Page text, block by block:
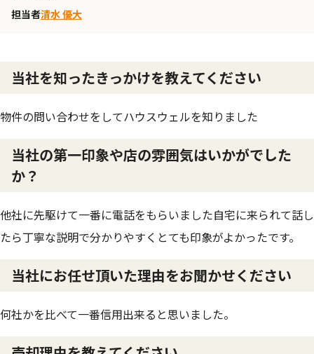
担当者清水 優大
当社を知ったきっかけを教えてください
物件の問い合わせをしてハウスウェルを知りました
当社の第一印象や店の雰囲気はいかがでした
か？
他社に先駆けて一番に電話をもらいました自宅に来られて話し
たら丁寧な説明で分かりやすくとても印象がよかったです。
当社にお任せ頂いた理由をお聞かせください
何社かを比べて一番信用出来ると思いました。